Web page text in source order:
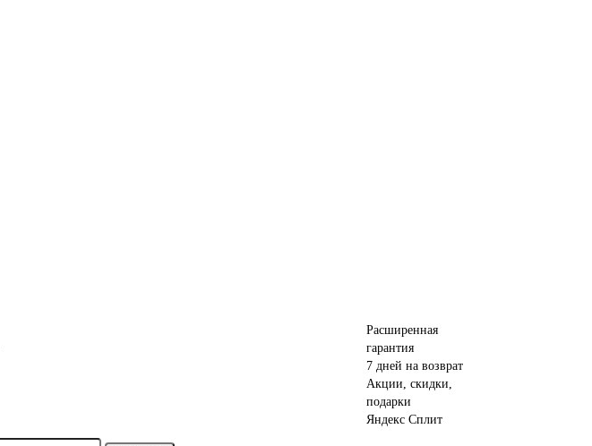
Расширенная
гарантия
7 дней на возврат
Акции, скидки,
подарки
Яндекс Сплит